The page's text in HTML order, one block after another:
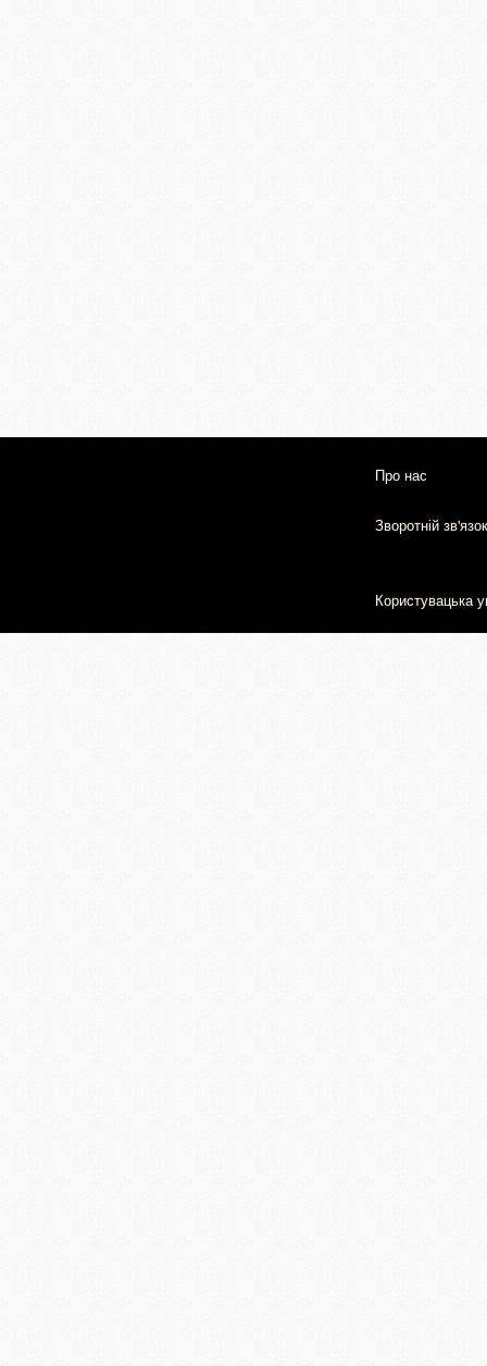
Про нас
Зворотній зв'язок
Користувацька